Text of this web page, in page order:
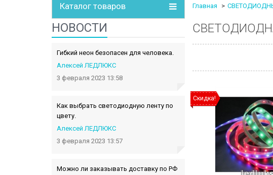
Каталог товаров
НОВОСТИ
Гибкий неон безопасен для человека.
Алексей ЛЕДЛЮКС
3 февраля 2023 13:58
Как выбрать светодиодную ленту по
цвету.
Алексей ЛЕДЛЮКС
3 февраля 2023 13:57
Можно ли заказывать доставку по РФ
Главная
Скидка!